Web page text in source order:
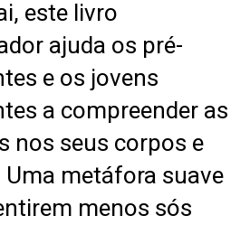
este livro
ajuda os pré-
e os jovens
a compreender as
nos seus corpos e
Uma metáfora suave
menos sós